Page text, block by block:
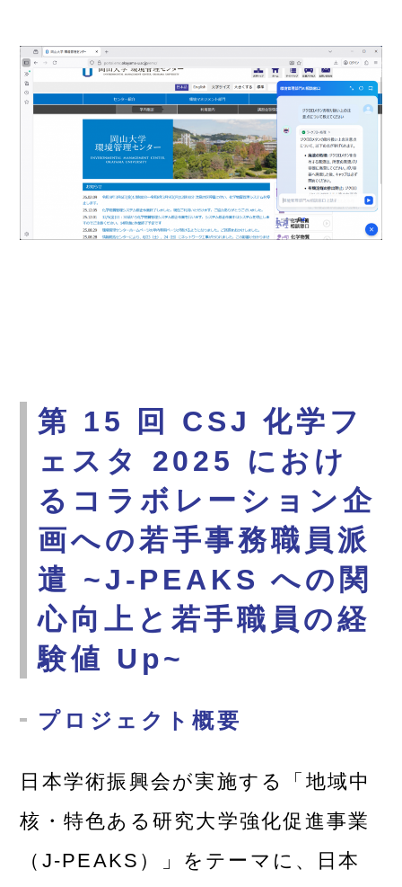
第 15 回 CSJ 化学フ
ェスタ 2025 におけ
るコラボレーション企
画への若手事務職員派
遣 ~J-PEAKS への関
心向上と若手職員の経
験値 Up~
プロジェクト概要
日本学術振興会が実施する「地域中
核・特色ある研究大学強化促進事業
（J-PEAKS）」をテーマに、日本